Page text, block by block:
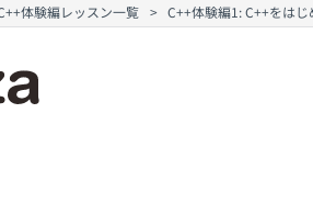
体験編レッスン一覧 C++体験編1: C++をは